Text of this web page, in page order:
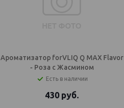
Ароматизатор forVLIQ Q MAX Flavor
- Роза с Жасмином
Есть в наличии
430 руб.